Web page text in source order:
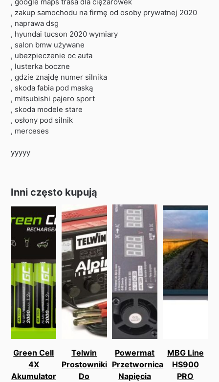
, google maps trasa dla ciężarówek
, zakup samochodu na firmę od osoby prywatnej 2020
, naprawa dsg
, hyundai tucson 2020 wymiary
, salon bmw używane
, ubezpieczenie oc auta
, lusterka boczne
, gdzie znajdę numer silnika
, skoda fabia pod maską
, mitsubishi pajero sport
, skoda modele stare
, osłony pod silnik
, merceses
yyyyy
Inni często kupują
Green Cell
4X
Akumulator
Telwin
Prostowniki
Do
Powermat
Przetwornica
Napięcia
MBG Line
HS900
PRO